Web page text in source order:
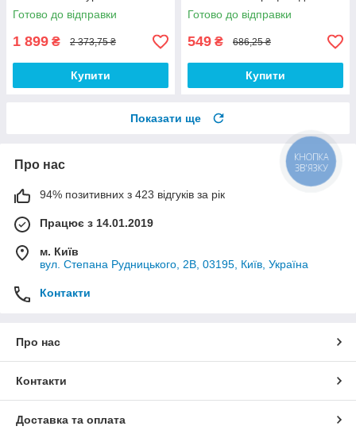
для айфона, андроїда
Готово до відправки
1 899 ₴ 2 373,75 ₴
Купити
iphone айфона телефону
андроїд
Готово до відправки
549 ₴ 686,25 ₴
Купити
Показати ще
Про нас
94% позитивних з 423 відгуків за рік
Працює з 14.01.2019
м. Київ
вул. Степана Рудницького, 2В, 03195, Київ, Україна
Контакти
Про нас
Контакти
Доставка та оплата
КНОПКА
ЗВ'ЯЗКУ